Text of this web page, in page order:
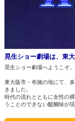
晃生ショー劇場は、東
晃生ショー劇場へようこそ。
東大阪市・布施の地にて、
きました。
時代の流れとともに女性の
うことのできない醍醐味が